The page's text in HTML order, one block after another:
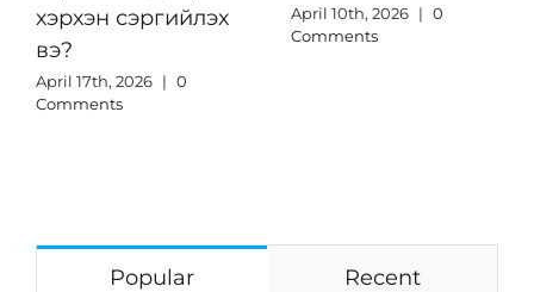
хэрхэн сэргийлэх
вэ?
April 17th, 2026 | 0
Comments
April 10th, 2026 | 0
Comments
Popular Recent